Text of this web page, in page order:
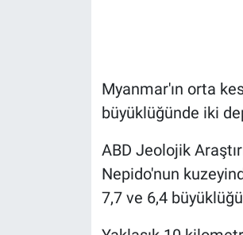
Myanmar'ın orta
büyüklüğünde iki
ABD Jeolojik
Nepido'nun
7,7 ve 6,4